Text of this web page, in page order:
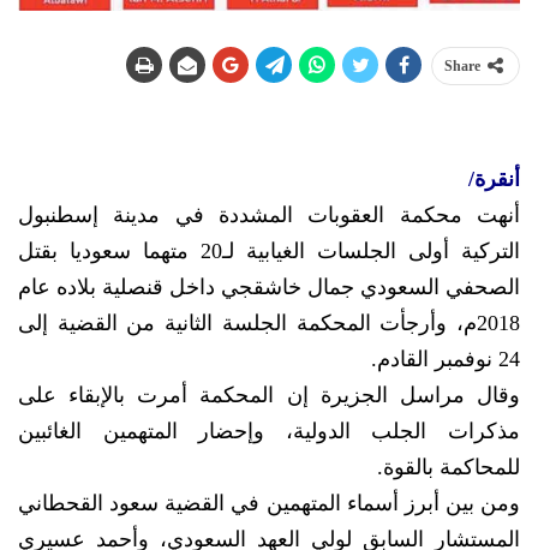
Share
أنقرة/
أنهت محكمة العقوبات المشددة في مدينة إسطنبول
التركية أولى الجلسات الغيابية لـ20 متهما سعوديا بقتل
الصحفي السعودي جمال خاشقجي داخل قنصلية بلاده عام
2018م، وأرجأت المحكمة الجلسة الثانية من القضية إلى
24 نوفمبر القادم.
وقال مراسل الجزيرة إن المحكمة أمرت بالإبقاء على
مذكرات الجلب الدولية، وإحضار المتهمين الغائبين
للمحاكمة بالقوة.
ومن بين أبرز أسماء المتهمين في القضية سعود القحطاني
المستشار السابق لولي العهد السعودي، وأحمد عسيري